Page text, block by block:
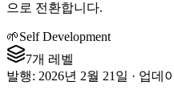
으로 전환합니다.
🌱Self Development
7개 레벨
발행: 2026년 2월 21일 · 업데